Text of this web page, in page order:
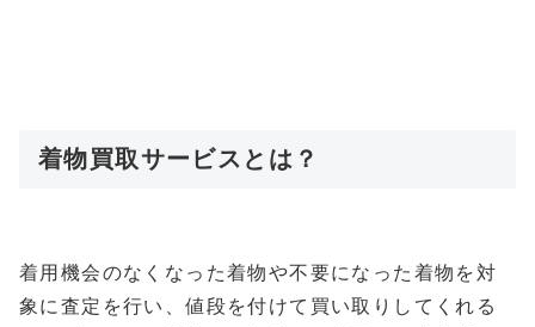
着物買取サービスとは？
着用機会のなくなった着物や不要になった着物を対
象に査定を行い、値段を付けて買い取りしてくれる